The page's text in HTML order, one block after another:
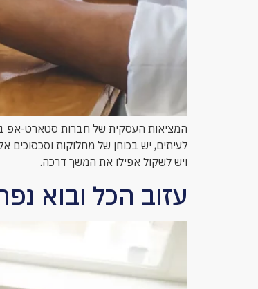
המציאות העסקית של חברות סטארט-אפ
ויש לשקול אפילו את המשך דרכה.
עזוב הכל ובוא